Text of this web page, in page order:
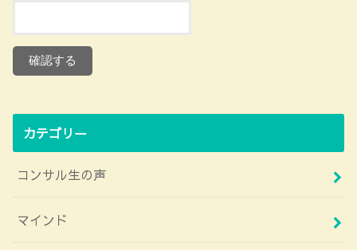
カテゴリー
コンサル生の声
マインド